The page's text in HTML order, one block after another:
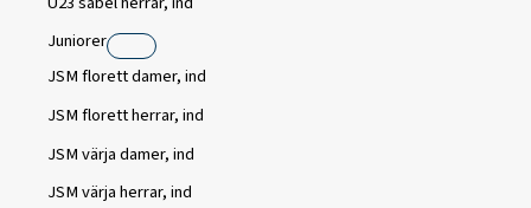
Juniorer
JSM florett damer, ind
JSM florett herrar, ind
JSM värja damer, ind
JSM värja herrar, ind